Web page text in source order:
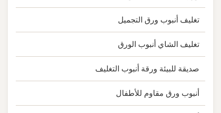
تغليف أنبوب ورق التجميل
تغليف الشاي أنبوب الورق
صديقة للبيئة ورقة أنبوب التغليف
أنبوب ورق مقاوم للأطفال